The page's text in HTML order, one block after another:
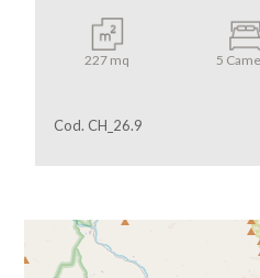
227 mq 5
Cod. CH_26.9
Qualsiasi